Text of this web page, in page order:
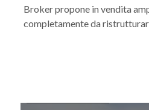
Broker propone in vendita
completamente da